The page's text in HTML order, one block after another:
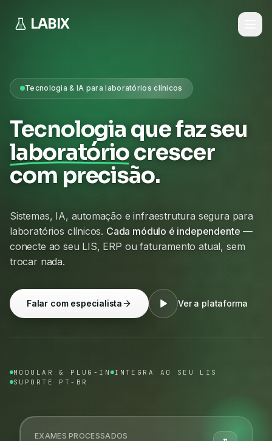
LABIX
Tecnologia & IA para laboratórios clínicos
Tecnologia que faz seu
laboratóriocrescer
com precisão.
Sistemas, IA, automação e infraestrutura segura para
laboratórios clínicos. Cada módulo é independente —
conecte ao seu LIS, ERP ou faturamento atual, sem
trocar nada.
Falar com especialista Ver a plataforma
MODULAR & PLUG-IN INTEGRA AO SEU LIS
SUPORTE PT-BR
EXAMES PROCESSADOS